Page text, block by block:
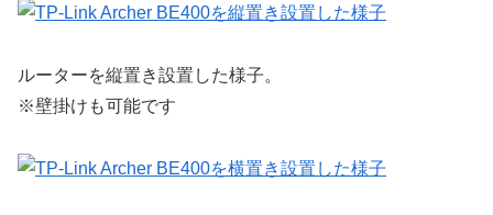
ルーターを縦置き設置した様子。
※壁掛けも可能です